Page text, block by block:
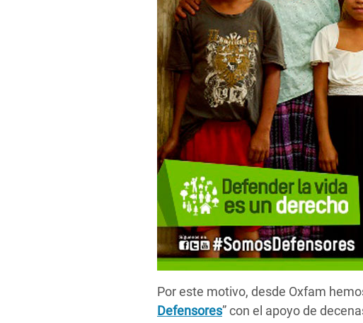
Por este motivo, desde Oxfam
Defensores” con el apoyo de